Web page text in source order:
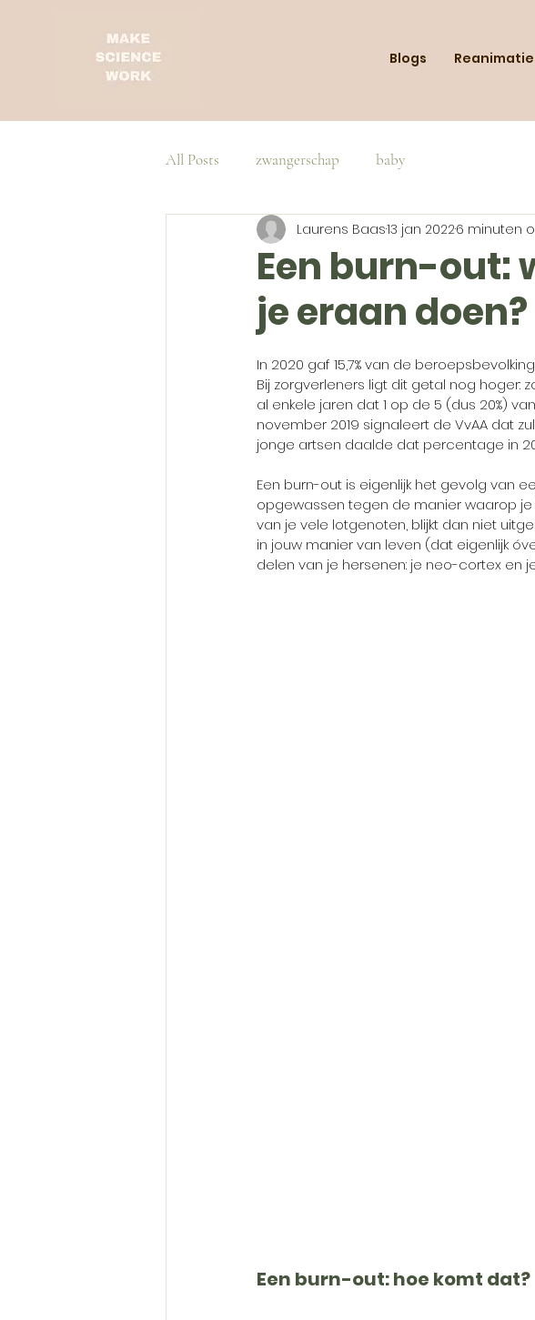
Blogs
All Posts zwangerschap baby
Een burn-out:
je eraan doen?
Laurens Baas13 jan 20226 minuten
In 2020 gaf 15,7% van de
Bij zorgverleners ligt dit getal nog hoger:
al enkele jaren dat 1 op de 5 (dus 20%)
november 2019 signaleert de VvAA dat
jonge artsen daalde dat percentage in
Een burn-out is eigenlijk het gevolg van
opgewassen tegen de manier waarop
van je vele lotgenoten, blijkt dan niet
in jouw manier van leven (dat eigenlijk
delen van je hersenen: je neo-cortex en
Een burn-out: hoe komt dat?